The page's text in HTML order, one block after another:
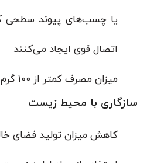
یا چسب‌های پیوند سطحی
اتصال قوی ایجاد می‌کنند
میزان مصرف کمتر از ۱۰۰ گرم بر متر مربع در برخی موارد
سازگاری با محیط زیست
کاهش میزان تولید فضای